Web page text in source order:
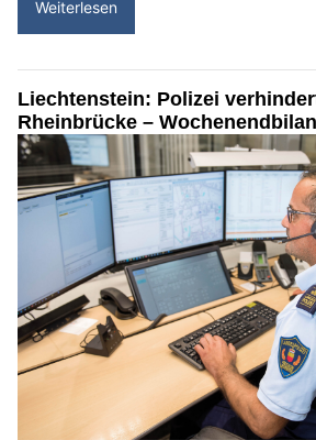
Weiterlesen
Liechtenstein: Polizei
Rheinbrücke –